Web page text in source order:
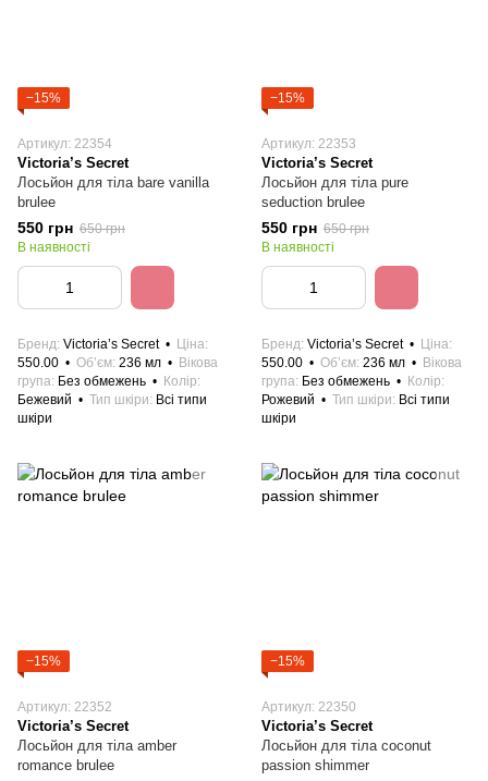
−15%
Артикул: 22354
Victoria’s Secret
Лосьйон для тіла bare vanilla
brulee
550 грн 650 грн
В наявності
Бренд Victoria’s Secret
Ціна
550.00
Об’єм 236 мл
Вікова
група Без обмежень
Колір
Бежевий
Тип шкіри
Всі типи
шкіри
−15%
Артикул: 22353
Victoria’s Secret
Лосьйон для тіла pure
seduction brulee
550 грн 650 грн
В наявності
Бренд Victoria’s Secret
Ціна
550.00
Об’єм 236 мл
Вікова
група Без обмежень
Колір
Рожевий
Тип шкіри
Всі типи
шкіри
−15%
Артикул: 22352
Victoria’s Secret
Лосьйон для тіла amber
romance brulee
−15%
Артикул: 22350
Victoria’s Secret
Лосьйон для тіла coconut
passion shimmer